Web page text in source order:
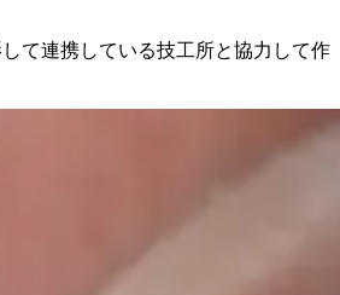
て連携している技工所と協力して作